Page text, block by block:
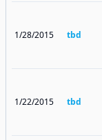
1/28/2015 tbd
1/22/2015 tbd